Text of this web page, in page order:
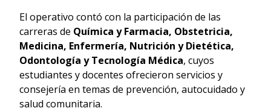
El operativo contó con la participación de las
carreras de Química y Farmacia, Obstetricia,
Medicina, Enfermería, Nutrición y Dietética,
Odontología y Tecnología Médica, cuyos
estudiantes y docentes ofrecieron servicios y
consejería en temas de prevención, autocuidado y
salud comunitaria.